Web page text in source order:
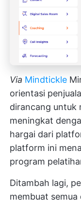
Via Mindtickle
orientasi
dirancang untuk
meningkat
hargai dari
platform ini
program
Ditambah lagi,
membuat